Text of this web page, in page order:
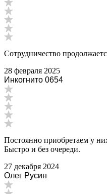
Сотрудничество
28 февраля 2025
Инкогнито 0654
Постоянно приобретаем у
Быстро и без очереди.
27 декабря 2024
Олег Русин